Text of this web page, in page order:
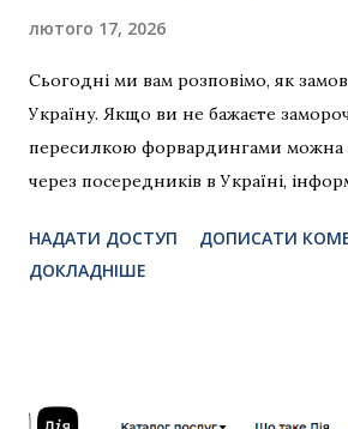
лютого 17, 2026
Сьогодні ми вам розповімо, як
Україну. Якщо ви не бажаєте
пересилкою форвардингами можна
через посередників в Україні,
сторінка із інструкціями і
знижки тут: order.dnktest.pp.ua Дана
Пояснимо на прикладі NPShopping
НАДАТИ ДОСТУП
ДОПИСАТИ
ДОКЛАДНІШЕ